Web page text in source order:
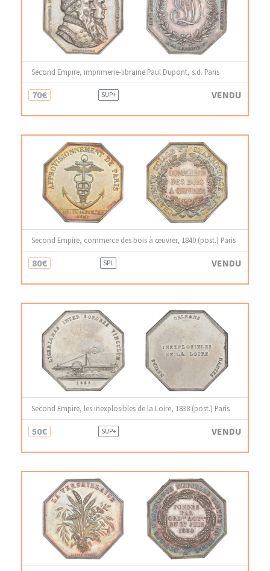
Second Empire, imprimerie-librairie Paul Dupont, s.d. Paris
70€ SUP+ VENDU
Second Empire, commerce des bois à œuvrer, 1840 (post.) Paris
80€ SPL VENDU
Second Empire, les inexplosibles de la Loire, 1838 (post.) Paris
50€ SUP+ VENDU